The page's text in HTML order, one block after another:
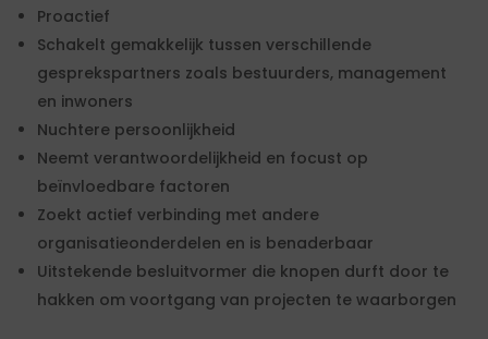
Proactief
Schakelt gemakkelijk tussen verschillende
gesprekspartners zoals bestuurders, management
en inwoners
Nuchtere persoonlijkheid
Neemt verantwoordelijkheid en focust op
beïnvloedbare factoren
Zoekt actief verbinding met andere
organisatieonderdelen en is benaderbaar
Uitstekende besluitvormer die knopen durft door te
hakken om voortgang van projecten te waarborgen